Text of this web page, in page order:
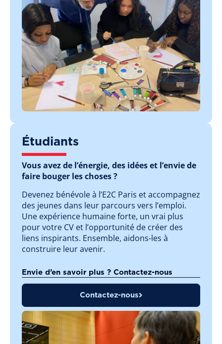
Contactez-nous
Étudiants
Vous avez de l’énergie, des idées et l’envie de
faire bouger les choses ?
Devenez bénévole à l’E2C Paris et accompagnez
des jeunes dans leur parcours vers l’emploi.
Une expérience humaine forte, un vrai plus
pour votre CV et l’opportunité de créer des
liens inspirants. Ensemble, aidons-les à
construire leur avenir.
Envie d’en savoir plus ? Contactez-nous